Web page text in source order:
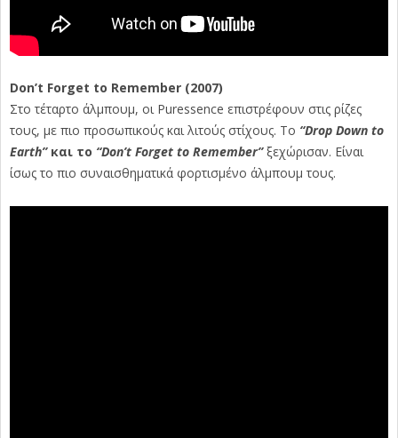
Don’t Forget to Remember (2007)
Στο τέταρτο άλμπουμ, οι Puressence επιστρέφουν στις ρίζες
τους, με πιο προσωπικούς και λιτούς στίχους. Το “Drop Down to
Earth”και το “Don’t Forget to Remember” ξεχώρισαν. Είναι
ίσως το πιο συναισθηματικά φορτισμένο άλμπουμ τους.